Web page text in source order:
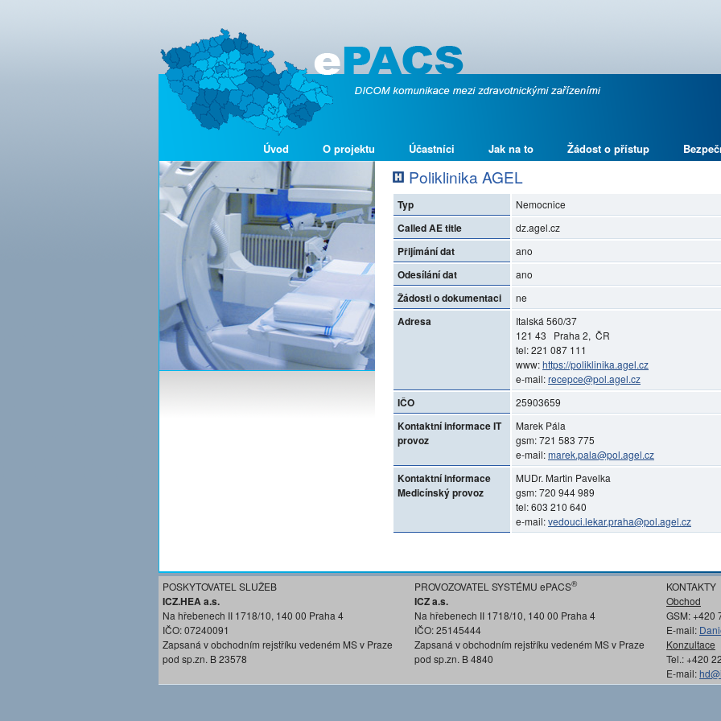
Úvod O projektu Účastníci Jak na to Žádost o přístup
Poliklinika AGEL
Typ Nemocnice
Called AE title dz.agel.cz
Přijímání dat ano
Odesílání dat ano
Žádosti o dokumentaci ne
Adresa
Italská 560/37
121 43 Praha 2, ČR
tel: 221 087 111
www:https://poliklinika.agel.cz
e-mail:recepce@pol.agel.cz
IČO 25903659
Kontaktní informace IT
provoz
Marek Pála
gsm: 721 583 775
e-mail:marek.pala@pol.agel.cz
Kontaktní informace
Medicínský provoz
MUDr. Martin Pavelka
gsm: 720 944 989
tel: 603 210 640
e-mail:vedouci.lekar.praha@pol.agel.cz
POSKYTOVATEL SLUŽEB
ICZ.HEA a.s.
Na hřebenech II 1718/10, 140 00 Praha 4
IČO: 07240091
Zapsaná v obchodním rejstříku vedeném MS v Praze
pod sp.zn. B 23578
PROVOZOVATEL SYSTÉMU ePACS®
ICZ a.s.
Na hřebenech II 1718/10, 140 00 Praha 4
IČO: 25145444
Zapsaná v obchodním rejstříku vedeném MS v Praze
pod sp.zn. B 4840
KONTAKTY
Obchod
GSM: +420
E-mail:
Konzultace
Tel.: +420
E-mail: